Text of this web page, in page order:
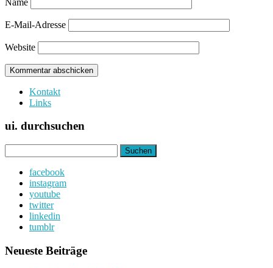
E-Mail-Adresse
Website
Kontakt
Links
ui. durchsuchen
nach:
facebook
instagram
youtube
twitter
linkedin
tumblr
Neueste Beiträge